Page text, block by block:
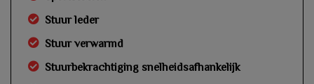
Stuur leder
Stuur verwarmd
Stuurbekrachtiging snelheidsafhankelijk